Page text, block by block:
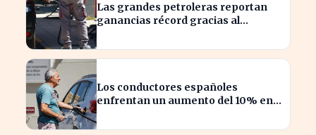
Las grandes petroleras reportan
ganancias récord gracias al
Los conductores españoles
enfrentan un aumento del 10% en
marzo